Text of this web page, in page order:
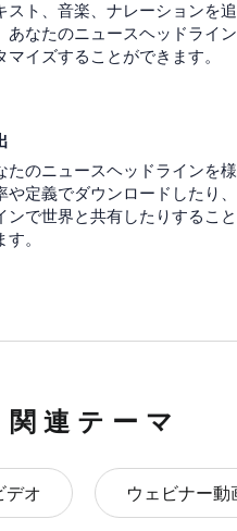
スト、音楽、ナレーションを
あなたのニュースヘッドライ
マイズすることができます。
たのニュースヘッドラインを
や定義でダウンロードしたり
ンで世界と共有したりするこ
す。
関連テーマ
デオ ウェビナー動